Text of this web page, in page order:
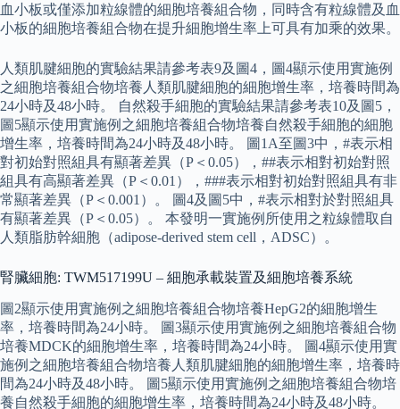
血小板或僅添加粒線體的細胞培養組合物，同時含有粒線體及血
小板的細胞培養組合物在提升細胞增生率上可具有加乘的效果。
人類肌腱細胞的實驗結果請參考表9及圖4，圖4顯示使用實施例
之細胞培養組合物培養人類肌腱細胞的細胞增生率，培養時間為
24小時及48小時。 自然殺手細胞的實驗結果請參考表10及圖5，
圖5顯示使用實施例之細胞培養組合物培養自然殺手細胞的細胞
增生率，培養時間為24小時及48小時。 圖1A至圖3中，#表示相
對初始對照組具有顯著差異（P＜0.05），##表示相對初始對照
組具有高顯著差異（P＜0.01），###表示相對初始對照組具有非
常顯著差異（P＜0.001）。 圖4及圖5中，#表示相對於對照組具
有顯著差異（P＜0.05）。 本發明一實施例所使用之粒線體取自
人類脂肪幹細胞（adipose-derived stem cell，ADSC）。
腎臟細胞: TWM517199U – 細胞承載裝置及細胞培養系統
圖2顯示使用實施例之細胞培養組合物培養HepG2的細胞增生
率，培養時間為24小時。 圖3顯示使用實施例之細胞培養組合物
培養MDCK的細胞增生率，培養時間為24小時。 圖4顯示使用實
施例之細胞培養組合物培養人類肌腱細胞的細胞增生率，培養時
間為24小時及48小時。 圖5顯示使用實施例之細胞培養組合物培
養自然殺手細胞的細胞增生率，培養時間為24小時及48小時。